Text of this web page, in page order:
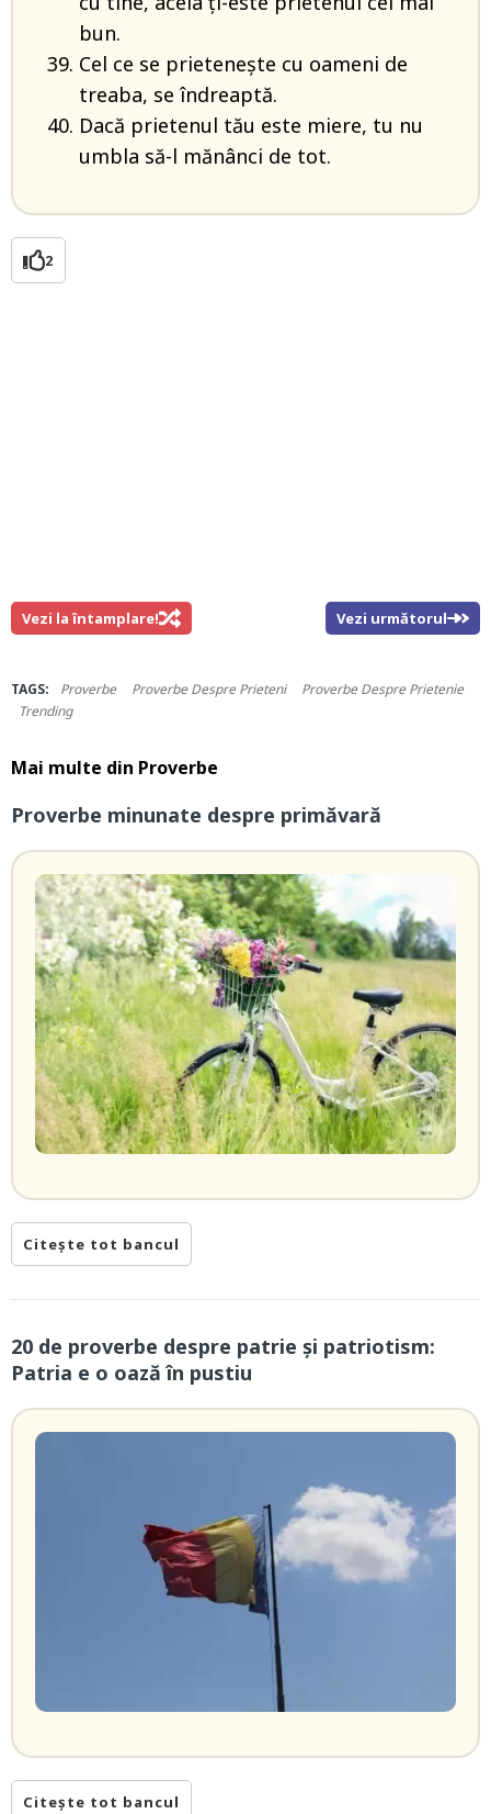
bun.
Cel ce se prieteneşte cu oameni de
treaba, se îndreaptă.
Dacă prietenul tău este miere, tu nu
umbla să-l mănânci de tot.
2
Vezi la întamplare! Vezi următorul
TAGS: Proverbe Proverbe Despre Prieteni
Proverbe Despre Prietenie
Trending
Mai multe din Proverbe
Proverbe minunate despre primăvară
Citește tot bancul
20 de proverbe despre patrie și patriotism:
Patria e o oază în pustiu
Citește tot bancul